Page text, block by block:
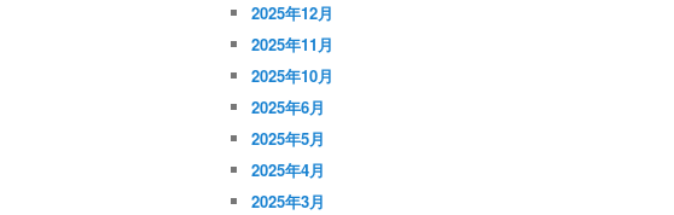
2025年12月
2025年11月
2025年10月
2025年6月
2025年5月
2025年4月
2025年3月